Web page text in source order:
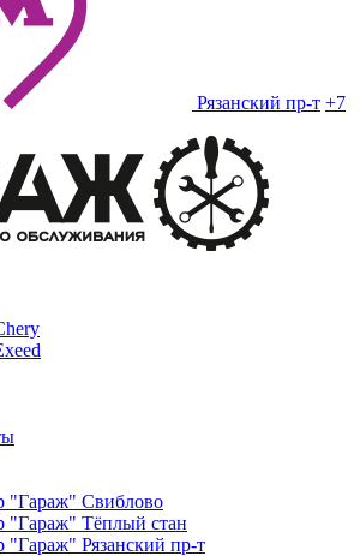
Рязанский пр-т +7
"Гараж" Свиблово
"Гараж" Тёплый стан
"Гараж" Рязанский пр-т